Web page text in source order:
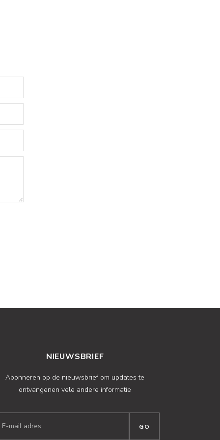
NIEUWSBRIEF
Abonneren op de nieuwsbrief om updates te
ontvangenen vele andere informatie